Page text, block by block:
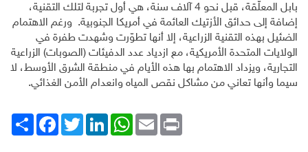
بابل المعلّقة، قبل نحو 4 آلاف سنة، هي أول تجربة لتلك التقنية،
إضافة إلى حدائق الأزتيك العائمة في أمريكا الجنوبية. ورغم الاهتمام
الضئيل بهذه التقنية الزراعية، إلا أنها تطوّرت وشهدت طفرة في
الولايات المتحدة الأمريكية، مع ازدياد عدد الدفيئات (الصوبات) الزراعية
التجارية، ويزداد الاهتمام بها هذه الأيام في منطقة الشرق الأوسط، لا
سيما وأنها تعاني من مشاكل نقص المياه وانعدام الأمن الغذائي.
انشر
FacebookTwitterLinkedIn
WhatsAppEmail Print